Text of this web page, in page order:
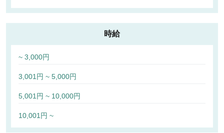
時給
~ 3,000円
3,001円 ~ 5,000円
5,001円 ~ 10,000円
10,001円 ~